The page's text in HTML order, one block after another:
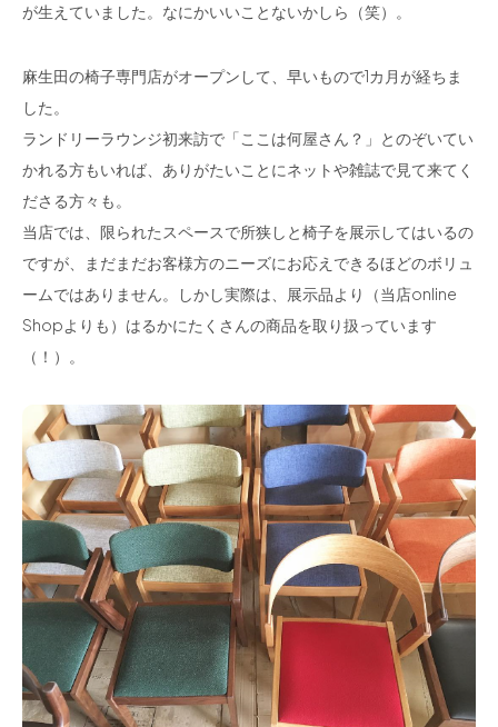
が生えていました。なにかいいことないかしら（笑）。
麻生田の椅子専門店がオープンして、早いもので1カ月が経ちま
した。
ランドリーラウンジ初来訪で「ここは何屋さん？」とのぞいてい
かれる方もいれば、ありがたいことにネットや雑誌で見て来てく
ださる方々も。
当店では、限られたスペースで所狭しと椅子を展示してはいるの
ですが、まだまだお客様方のニーズにお応えできるほどのボリュ
ームではありません。しかし実際は、展示品より（当店online
Shopよりも）はるかにたくさんの商品を取り扱っています
（！）。